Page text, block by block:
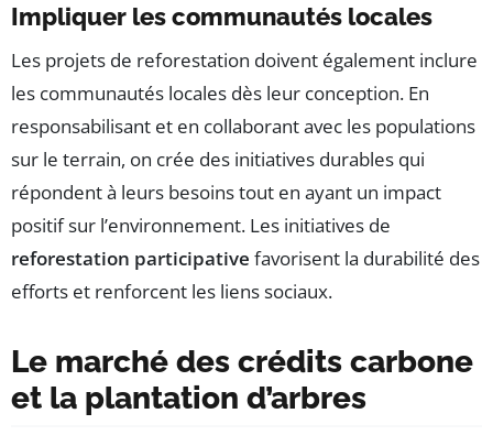
Impliquer les communautés locales
Les projets de reforestation doivent également inclure
les communautés locales dès leur conception. En
responsabilisant et en collaborant avec les populations
sur le terrain, on crée des initiatives durables qui
répondent à leurs besoins tout en ayant un impact
positif sur l’environnement. Les initiatives de
reforestation participative favorisent la durabilité des
efforts et renforcent les liens sociaux.
Le marché des crédits carbone
et la plantation d’arbres